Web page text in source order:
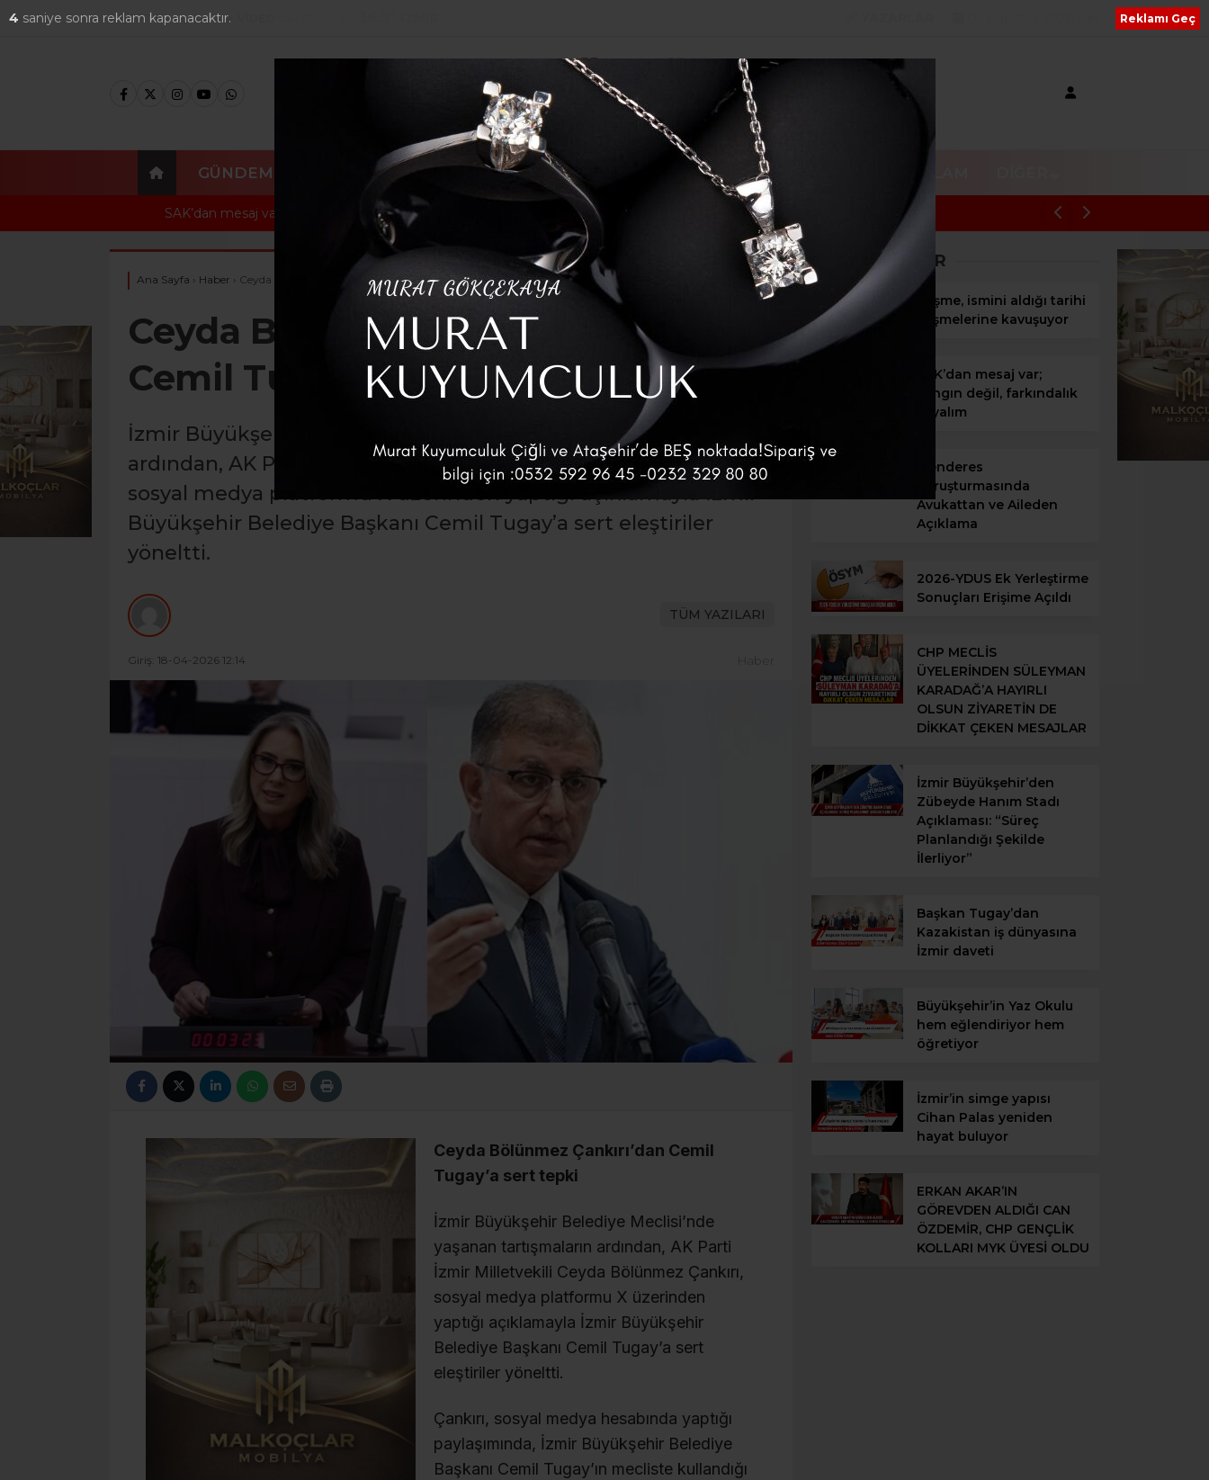
FOTOGALERİ
GÜNDEM EKONOMI POLITIKA SPOR HABER ARŞIV RESMI REKLAM
SAK’dan mesaj var; Yangın değil, farkındalık yayalım Menderes Soruşturmasında Avukattan
Ana Sayfa › Haber › Ceyda Bölünmez Çankırı’dan Cemil Tugay’a sert tepki
Ceyda Bölünmez Çankırı’dan
Cemil Tugay’a sert tepki
İzmir Büyükşehir Belediye Meclisi’nde yaşanan tartışmaların
ardından, AK Parti İzmir Milletvekili Ceyda Bölünmez Çankırı,
sosyal medya platformu X üzerinden yaptığı açıklamayla İzmir
Büyükşehir Belediye Başkanı Cemil Tugay’a sert eleştiriler
yöneltti.
TÜM YAZILARI
Giriş: 18-04-2026 12:14 Haber
Ceyda Bölünmez Çankırı’dan Cemil
Tugay’a sert tepki
İzmir Büyükşehir Belediye Meclisi’nde
yaşanan tartışmaların ardından, AK Parti
İzmir Milletvekili Ceyda Bölünmez Çankırı,
sosyal medya platformu X üzerinden
yaptığı açıklamayla İzmir Büyükşehir
Belediye Başkanı Cemil Tugay’a sert
eleştiriler yöneltti.
Çankırı, sosyal medya hesabında yaptığı
paylaşımında, İzmir Büyükşehir Belediye
Başkanı Cemil Tugay’ın mecliste kullandığı
SON HABERLER
Çeşme, ismini aldığı tarihi
çeşmelerine kavuşuyor
SAK’dan mesaj var;
Yangın değil, farkındalık
yayalım
Menderes
Soruşturmasında
Avukattan ve Aileden
Açıklama
2026-YDUS Ek Yerleştirme
Sonuçları Erişime Açıldı
CHP MECLİS
ÜYELERİNDEN SÜLEYMAN
KARADAĞ’A HAYIRLI
OLSUN ZİYARETİN DE
DİKKAT ÇEKEN MESAJLAR
İzmir Büyükşehir’den
Zübeyde Hanım Stadı
Açıklaması: “Süreç
Planlandığı Şekilde
İlerliyor”
Başkan Tugay’dan
Kazakistan iş dünyasına
İzmir daveti
Büyükşehir’in Yaz Okulu
hem eğlendiriyor hem
öğretiyor
İzmir’in simge yapısı
Cihan Palas yeniden
hayat buluyor
ERKAN AKAR’IN
GÖREVDEN ALDIĞI CAN
ÖZDEMİR, CHP GENÇLİK
KOLLARI MYK ÜYESİ OLDU
3 saniye sonra reklam kapanacaktır. Reklamı Geç